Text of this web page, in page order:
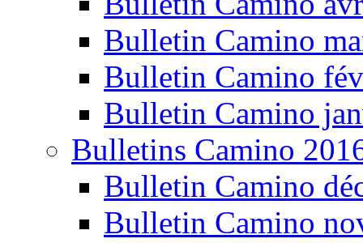
Bulletin Camino
Bulletin Camino
Bulletin Camino
Bulletins Camino
Bulletin Camino
Bulletin Camino